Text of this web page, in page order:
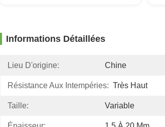
Informations Détaillées
Lieu D'origine: Chine
Résistance Aux Intempéries: Très Haut
Taille: Variable